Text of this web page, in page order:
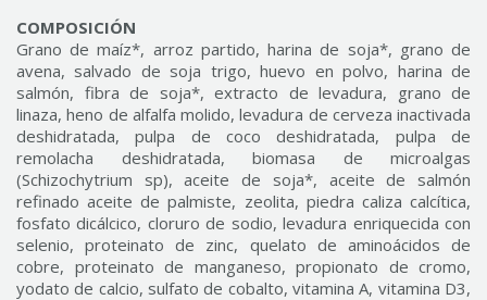
COMPOSICIÓN
Grano de maíz*, arroz partido, harina de soja*, grano de
avena, salvado de soja trigo, huevo en polvo, harina de
salmón, fibra de soja*, extracto de levadura, grano de
linaza, heno de alfalfa molido, levadura de cerveza inactivada
deshidratada, pulpa de coco deshidratada, pulpa de
remolacha deshidratada, biomasa de microalgas
(Schizochytrium sp), aceite de soja*, aceite de salmón
refinado aceite de palmiste, zeolita, piedra caliza calcítica,
fosfato dicálcico, cloruro de sodio, levadura enriquecida con
selenio, proteinato de zinc, quelato de aminoácidos de
cobre, proteinato de manganeso, propionato de cromo,
yodato de calcio, sulfato de cobalto, vitamina A, vitamina D3,